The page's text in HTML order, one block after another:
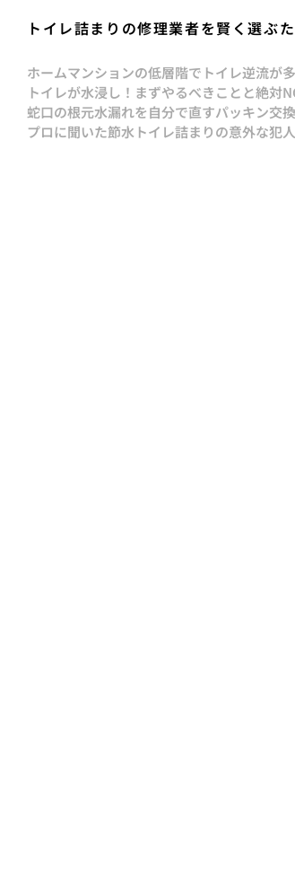
トイレ詰まりの修理業者を賢く選ぶ
ホームマンションの低層階でトイレ逆流が
トイレが水浸し！まずやるべきことと絶対
蛇口の根元水漏れを自分で直すパッキン交換
プロに聞いた節水トイレ詰まりの意外な犯